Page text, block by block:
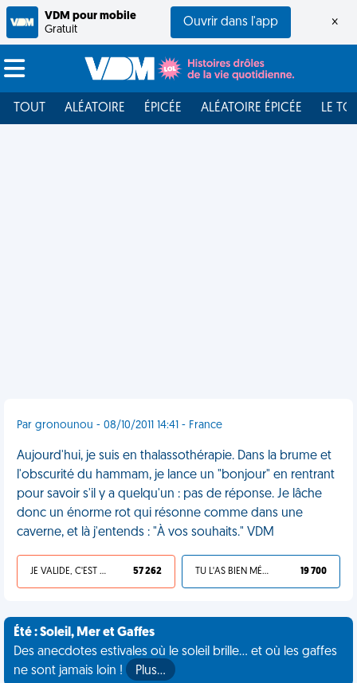
VDM pour mobile
Gratuit
Ouvrir dans l'app ×
TOUT ALÉATOIRE ÉPICÉE ALÉATOIRE ÉPICÉE LE
Par gronounou - 08/10/2011 14:41 - France
Aujourd'hui, je suis en thalassothérapie. Dans la brume et
l'obscurité du hammam, je lance un "bonjour" en rentrant
pour savoir s'il y a quelqu'un : pas de réponse. Je lâche
donc un énorme rot qui résonne comme dans une
caverne, et là j'entends : "À vos souhaits." VDM
JE VALIDE, C'EST UNE VDM 57 262 TU L'AS BIEN MÉRITÉ 19 700
Été : Soleil, Mer et Gaffes
Des anecdotes estivales où le soleil brille... et où les gaffes
ne sont jamais loin !
Plus…